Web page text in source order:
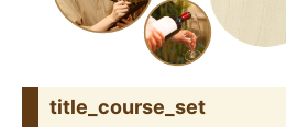
title_course_set